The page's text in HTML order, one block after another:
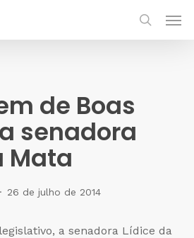
de Boas
senadora
Mata
26 de julho de 2014
a senadora Lídice da